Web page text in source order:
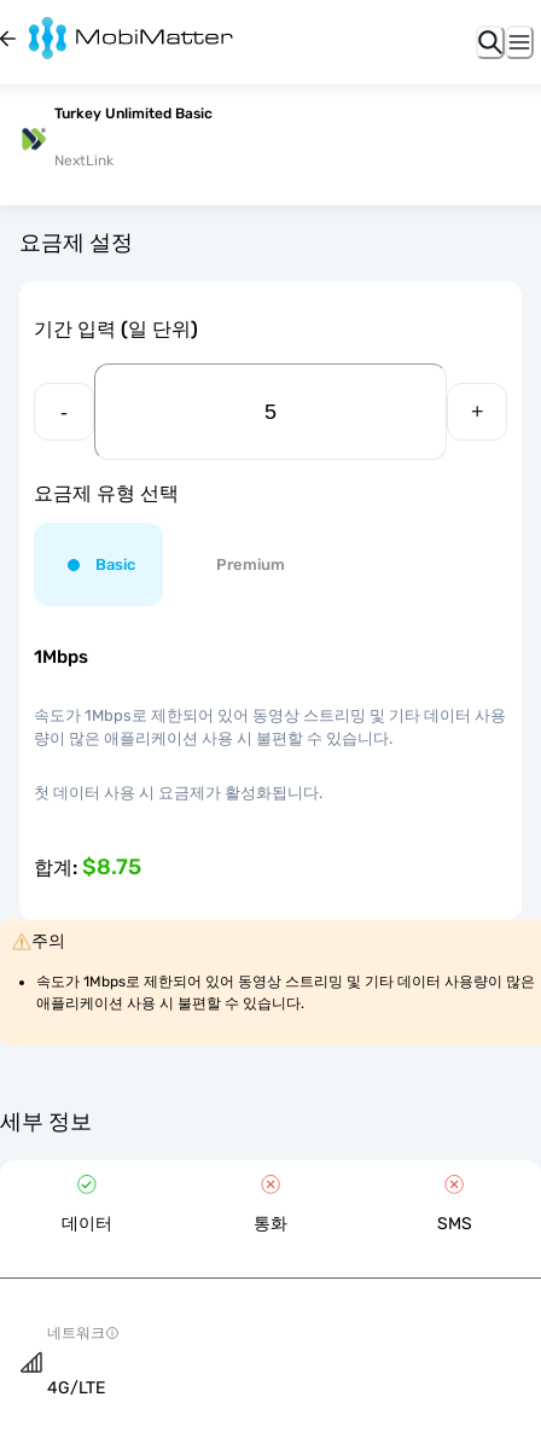
Turkey Unlimited Basic
NextLink
요금제 설정
기간 입력 (일 단위)
- +
요금제 유형 선택
Basic Premium
1Mbps
속도가 1Mbps로 제한되어 있어 동영상 스트리밍 및 기타 데이터 사용
량이 많은 애플리케이션 사용 시 불편할 수 있습니다.
첫 데이터 사용 시 요금제가 활성화됩니다.
합계: $8.75
주의
속도가 1Mbps로 제한되어 있어 동영상 스트리밍 및 기타 데이터 사용량이 많은
애플리케이션 사용 시 불편할 수 있습니다.
세부 정보
데이터 통화 SMS
네트워크
4G/LTE